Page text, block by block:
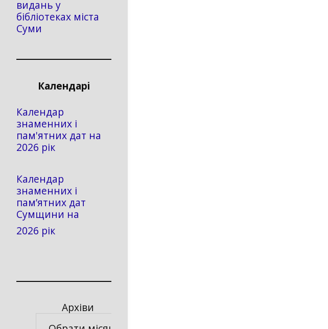
видань у
бібліотеках міста
Суми
Календарі
Календар
знаменних і
пам'ятних дат на
2026 рік
Календар
знаменних і
пам’ятних дат
Сумщини на
2026 рік
Архіви